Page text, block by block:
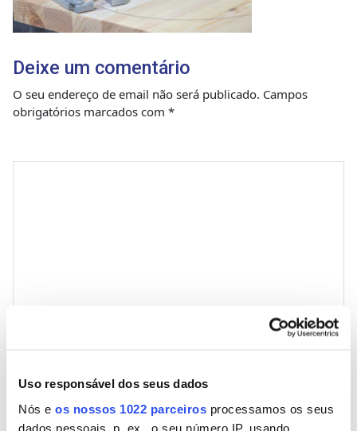
Uso responsável dos seus dados
Nós e os nossos 1022 parceiros processamos os seus
dados pessoais, p. ex., o seu número IP, usando
Deixe um comentário
O seu endereço de email não será publicado. Campos
obrigatórios marcados com *
Email